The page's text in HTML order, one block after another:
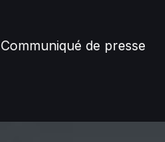
Communiqué de presse